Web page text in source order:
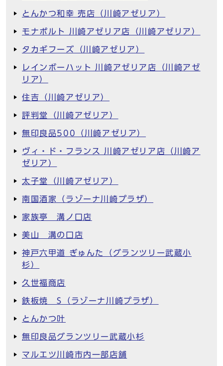
とんかつ和幸 売店（川崎アゼリア）
モナポルト 川崎アゼリア店（川崎アゼリア）
タカギフーズ（川崎アゼリア）
レインボーハット 川崎アゼリア店（川崎アゼ
リア）
住吉（川崎アゼリア）
評判堂（川崎アゼリア）
無印良品500（川崎アゼリア）
ヴィ・ド・フランス 川崎アゼリア店（川崎ア
ゼリア）
太子堂（川崎アゼリア）
南国酒家（ラゾーナ川崎プラザ）
家族亭 溝ノ口店
美山 溝の口店
神戸六甲道 ぎゅんた（グランツリー武蔵小
杉）
久世福商店
鉄板焼 S（ラゾーナ川崎プラザ）
とんかつ叶
無印良品グランツリー武蔵小杉
マルエツ川崎市内一部店舗